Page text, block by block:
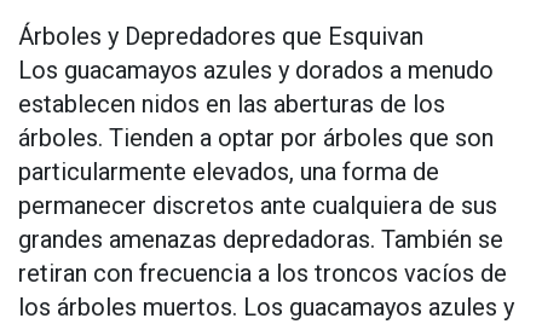
Árboles y Depredadores que Esquivan
Los guacamayos azules y dorados a menudo
establecen nidos en las aberturas de los
árboles. Tienden a optar por árboles que son
particularmente elevados, una forma de
permanecer discretos ante cualquiera de sus
grandes amenazas depredadoras. También se
retiran con frecuencia a los troncos vacíos de
los árboles muertos. Los guacamayos azules y